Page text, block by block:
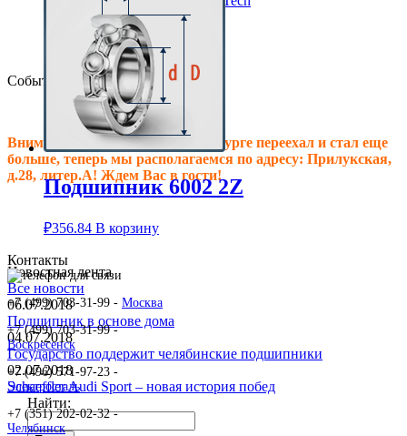
Сальники подшипника
Клиновые ремни
Техпластина резиновая
События
Внимание! Офис в Санкт-Петербурге переехал и стал еще
больше, теперь мы располагаемся по адресу: Прилукская,
д.28, литер.А! Ждем Вас в гости!
Новостная лента
Все новости
06.07.2018
Подшипник в основе дома
04.07.2018
Государство поддержит челябинские подшипники
02.07.2018
Schaeffler Audi Sport – новая история побед
Найти:
Подшипник 6002 2Z
₽356.84 В корзину
Контакты
+7 (499) 703-31-99 - Москва
+7 (499) 703-31-99 -
Воскресенск
+7 (496) 571-97-23 -
Электросталь
+7 (351) 202-02-32 -
Челябинск